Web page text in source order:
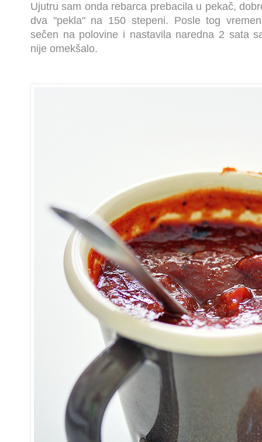
Ujutru sam onda rebarca prebacila u pekač,
dva "pekla" na 150 stepeni. Posle tog
sečen na polovine i nastavila naredna 2 sata
nije omekšalo.